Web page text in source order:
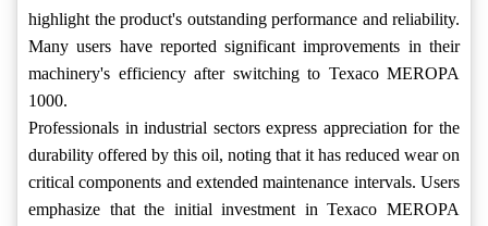
highlight the product's outstanding performance and reliability.
Many users have reported significant improvements in their
machinery's efficiency after switching to Texaco MEROPA
1000.
Professionals in industrial sectors express appreciation for the
durability offered by this oil, noting that it has reduced wear on
critical components and extended maintenance intervals. Users
emphasize that the initial investment in Texaco MEROPA